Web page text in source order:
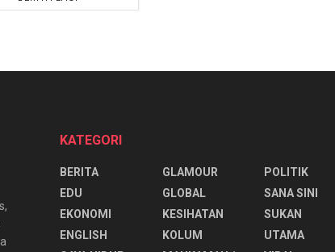
KATEGORI
BERITA
EDU
EKONOMI
ENGLISH
GLAMOUR
GLOBAL
KESIHATAN
KOLUM
POLITIK
SANA SINI
SUKAN
UTAMA